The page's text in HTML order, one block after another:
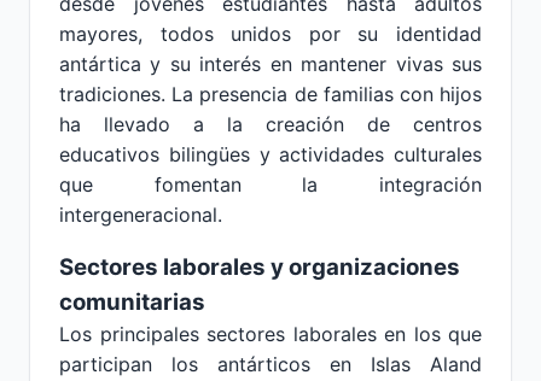
mayores, todos unidos por su identidad
antártica y su interés en mantener vivas sus
tradiciones. La presencia de familias con hijos
ha llevado a la creación de centros
educativos bilingües y actividades culturales
que fomentan la integración
intergeneracional.
Sectores laborales y organizaciones
comunitarias
Los principales sectores laborales en los que
participan los antárticos en Islas Aland